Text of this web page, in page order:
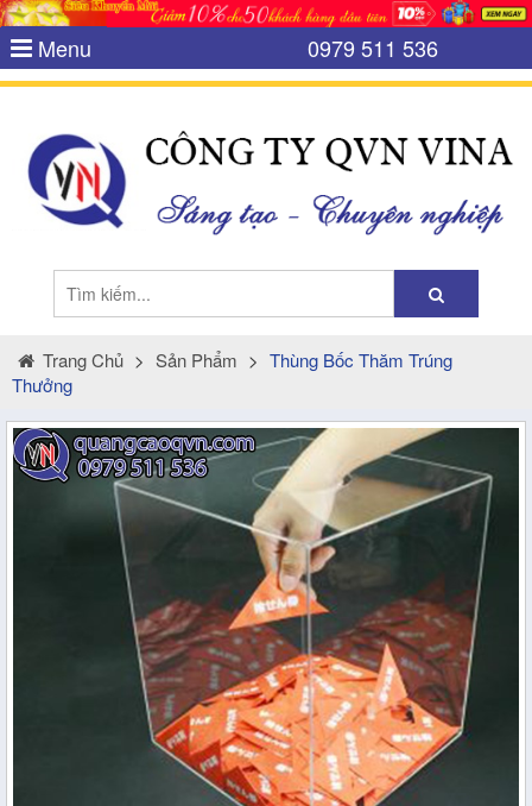
Menu 0979 511 536
Trang Chủ > Sản Phẩm > Thùng Bốc Thăm Trúng
Thưởng